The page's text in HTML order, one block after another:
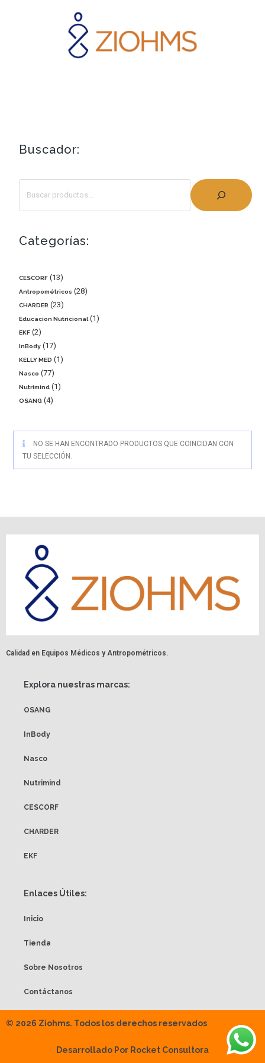
Buscador:
Categorías:
CESCORF 13
Antropométricos 28
CHARDER 23
Educacion Nutricional 1
EKF 2
InBody 17
KELLY MED 1
Nasco 77
Nutrimind 1
OSANG 4
NO SE HAN ENCONTRADO PRODUCTOS QUE COINCIDAN CON
TU SELECCIÓN.
Calidad en Equipos Médicos y Antropométricos.
Explora nuestras marcas:
OSANG
InBody
Nasco
Nutrimind
CESCORF
CHARDER
EKF
Enlaces Útiles:
Inicio
Tienda
Sobre Nosotros
Contáctanos
© 2026 Ziohms. Todos los derechos reservados
Desarrollado Por Rocket Consultora